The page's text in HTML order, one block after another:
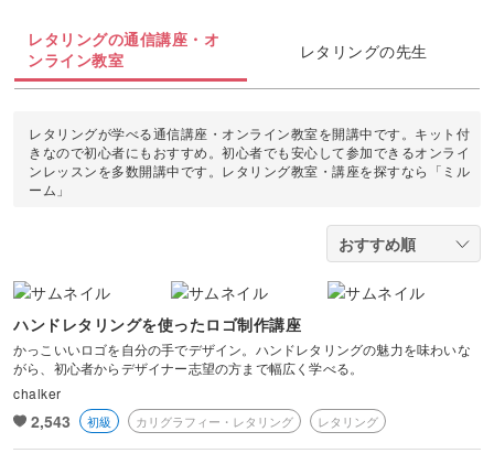
日本画
韓国キャンドル
サシェ
ラッピング
切り絵
消しゴムはんこ
レザークラフト
石鹸作り
水引
多肉植物
金継ぎ
フラワーアレンジメント
アロマ・ハーブ
ダンス
パン
和菓子
Webデザイン
ブランディング
カメラその他
ポートレート
物撮り・テーブルフォト
光・ライティング
構図
ボケ・丸ボケ
レタリングの通信講座・オ
ンライン教室
レタリングの先生
レタリングが学べる通信講座・オンライン教室を開講中です。キット付
きなので初心者にもおすすめ。初心者でも安心して参加できるオンライ
ンレッスンを多数開講中です。レタリング教室・講座を探すなら「ミル
ーム」
ハンドレタリングを使ったロゴ制作講座
かっこいいロゴを自分の手でデザイン。ハンドレタリングの魅力を味わいな
がら、初心者からデザイナー志望の方まで幅広く学べる。
chalker
2,543 初級 カリグラフィー・レタリング レタリング